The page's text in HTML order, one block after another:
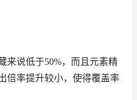
来说低于50%，而且元素精
倍率提升较小，使得覆盖率